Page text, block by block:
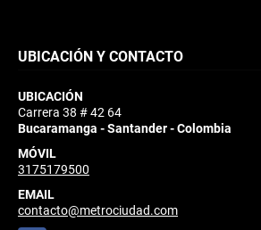
UBICACIÓN Y CONTACTO
UBICACIÓN
Carrera 38 # 42 64
Bucaramanga - Santander - Colombia
MÓVIL
3175179500
EMAIL
contacto@metrociudad.com